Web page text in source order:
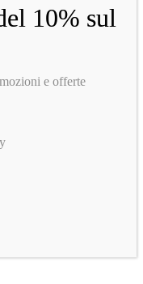
10% sul
e offerte